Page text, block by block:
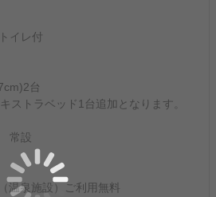
イレ付
台
ストラベッド1台追加となります。
常設
温泉施設）ご利用無料